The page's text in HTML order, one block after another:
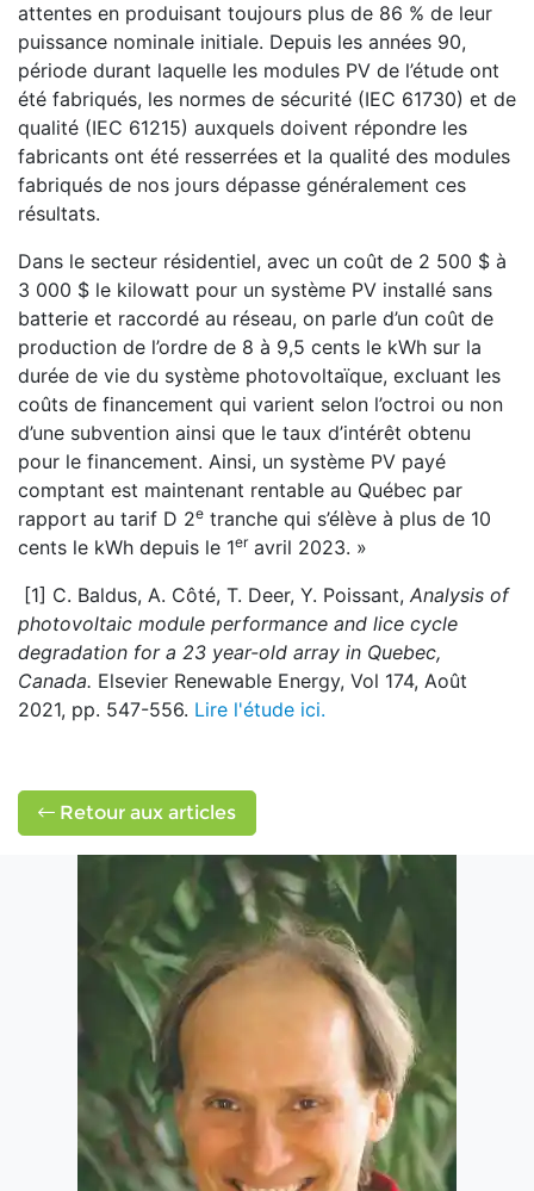
attentes en produisant toujours plus de 86 % de leur
puissance nominale initiale. Depuis les années 90,
période durant laquelle les modules PV de l’étude ont
été fabriqués, les normes de sécurité (IEC 61730) et de
qualité (IEC 61215) auxquels doivent répondre les
fabricants ont été resserrées et la qualité des modules
fabriqués de nos jours dépasse généralement ces
résultats.
Dans le secteur résidentiel, avec un coût de 2 500 $ à
3 000 $ le kilowatt pour un système PV installé sans
batterie et raccordé au réseau, on parle d’un coût de
production de l’ordre de 8 à 9,5 cents le kWh sur la
durée de vie du système photovoltaïque, excluant les
coûts de financement qui varient selon l’octroi ou non
d’une subvention ainsi que le taux d’intérêt obtenu
pour le financement. Ainsi, un système PV payé
comptant est maintenant rentable au Québec par
rapport au tarif D 2e tranche qui s’élève à plus de 10
cents le kWh depuis le 1eravril 2023. »
[1] C. Baldus, A. Côté, T. Deer, Y. Poissant, Analysis of
photovoltaic module performance and lice cycle
degradation for a 23 year-old array in Quebec,
Canada. Elsevier Renewable Energy, Vol 174, Août
2021, pp. 547-556. Lire l'étude ici.
Retour aux articles